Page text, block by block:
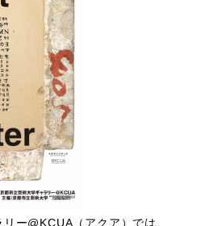
ー@KCUA（アクア）では、